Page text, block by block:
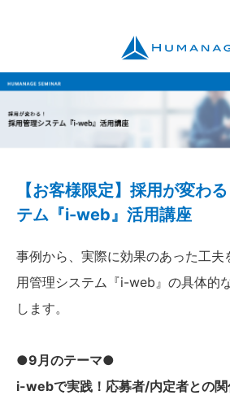
【お客様限定】採用が変わ
テム『i-web』活用講座
事例から、実際に効果のあった工夫
用管理システム『i-web』の具体的
します。
●9月のテーマ●
i-webで実践！応募者/内定者との関